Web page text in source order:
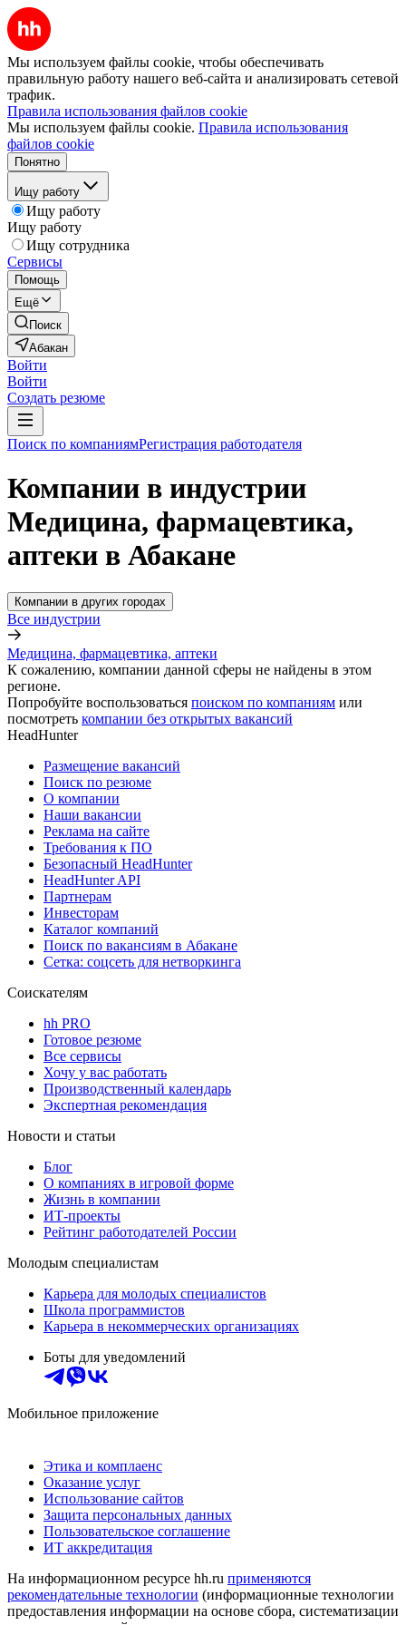
Мы используем файлы cookie, чтобы обеспечивать
правильную работу нашего веб-сайта и анализировать сетевой
трафик.
Правила использования файлов cookie
Мы используем файлы cookie. Правила использования
файлов cookie
Понятно
Ищу работу
Ищу работу
Ищу работу
Ищу сотрудника
Сервисы
Помощь
Ещё
Поиск
Абакан
Войти
Войти
Создать резюме
Поиск по компаниямРегистрация работодателя
Компании в индустрии
Медицина, фармацевтика,
аптеки в Абакане
Компании в других городах
Все индустрии
Медицина, фармацевтика, аптеки
К сожалению, компании данной сферы не найдены в этом
регионе.
Попробуйте воспользоваться поиском по компаниям или
посмотреть компании без открытых вакансий
HeadHunter
Размещение вакансий
Поиск по резюме
О компании
Наши вакансии
Реклама на сайте
Требования к ПО
Безопасный HeadHunter
HeadHunter API
Партнерам
Инвесторам
Каталог компаний
Поиск по вакансиям в Абакане
Сетка: соцсеть для нетворкинга
Соискателям
hh PRO
Готовое резюме
Все сервисы
Хочу у вас работать
Производственный календарь
Экспертная рекомендация
Новости и статьи
Блог
О компаниях в игровой форме
Жизнь в компании
ИТ-проекты
Рейтинг работодателей России
Молодым специалистам
Карьера для молодых специалистов
Школа программистов
Карьера в некоммерческих организациях
Боты для уведомлений
Мобильное приложение
Этика и комплаенс
Оказание услуг
Использование сайтов
Защита персональных данных
Пользовательское соглашение
ИТ аккредитация
На информационном ресурсе hh.ru применяются
рекомендательные технологии (информационные технологии
предоставления информации на основе сбора, систематизации